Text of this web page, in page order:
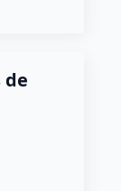
de